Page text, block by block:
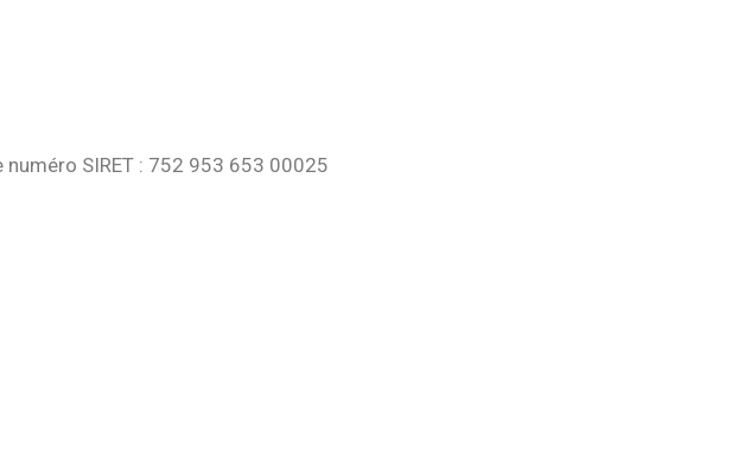
SIRET : 752 953 653 00025